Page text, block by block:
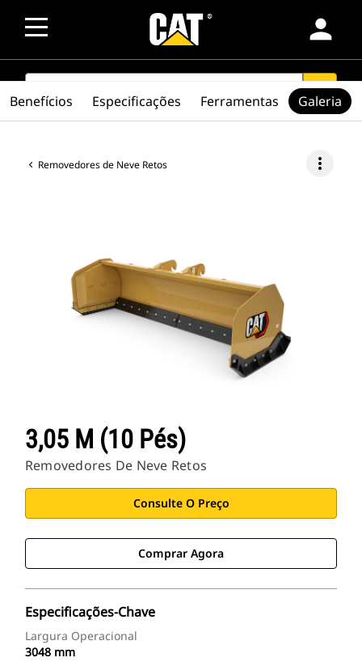
person
SEARCH search
Removedores de Neve Retos more_vert
3,05 M (10 Pés)
Removedores De Neve Retos
Consulte O Preço
Comprar Agora
Especificações-Chave
Largura Operacional
3048 mm
Benefícios Especificações Ferramentas Galeria